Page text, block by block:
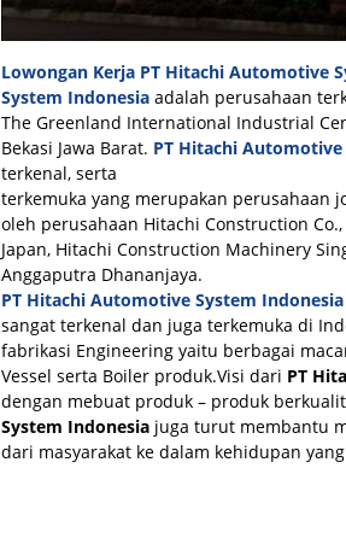
Lowongan Kerja PT Hitachi Automotive
System Indonesia adalah perusahaan
The Greenland International Industrial
Bekasi Jawa Barat. PT Hitachi
terkenal, serta
terkemuka yang merupakan perusahaan
oleh perusahaan Hitachi Construction
Japan, Hitachi Construction Machinery
Anggaputra Dhananjaya.
PT Hitachi Automotive System Indonesia
sangat terkenal dan juga terkemuka di
fabrikasi Engineering yaitu berbagai
Vessel serta Boiler produk.Visi dari PT
dengan mebuat produk – produk
System Indonesia juga turut membantu
dari masyarakat ke dalam kehidupan